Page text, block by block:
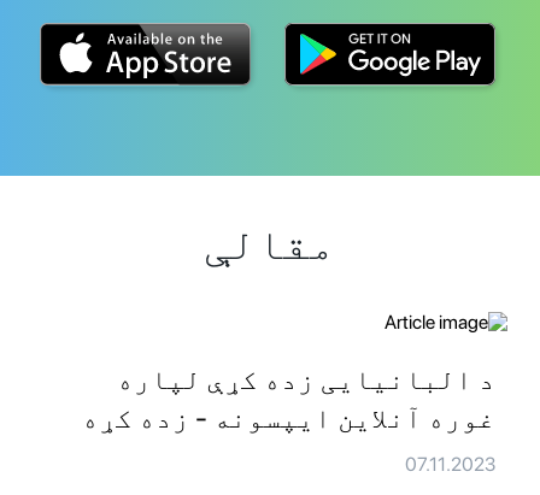
مقالې
د البانیایی زده کړې لپاره
غوره آنلاین ایپسونه - زده کړه
07.11.2023